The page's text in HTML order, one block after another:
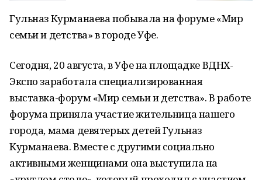
Гульназ Курманаева побывала на форуме «Мир
семьи и детства» в городе Уфе.
Сегодня, 20 августа, в Уфе на площадке ВДНХ-
Экспо заработала специализированная
выставка-форум «Мир семьи и детства». В работе
форума приняла участие жительница нашего
города, мама девятерых детей Гульназ
Курманаева. Вместе с другими социально
активными женщинами она выступила на